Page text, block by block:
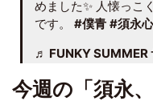
めました✨ 人懐っこ
です。 #僕青 #須永
♬ FUNKY SUMMER
今週の「須永